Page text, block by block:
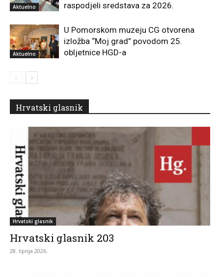
Aktuelno
raspodjeli sredstava za 2026.
Aktuelno
U Pomorskom muzeju CG otvorena
izložba “Moj grad” povodom 25.
obljetnice HGD-a
Hrvatski glasnik
Hrvatski glasnik
Hrvatski glasnik 203
28. lipnja 2026.